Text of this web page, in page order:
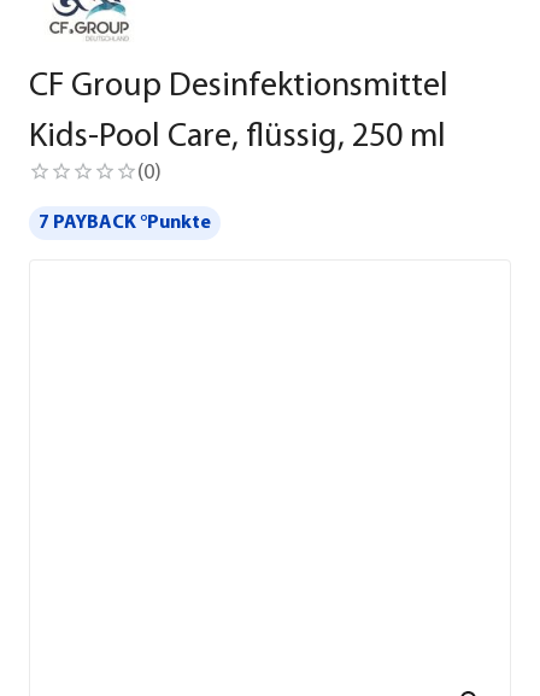
CF Group Desinfektionsmittel
Kids-Pool Care, flüssig, 250 ml
(0)
7 PAYBACK °Punkte